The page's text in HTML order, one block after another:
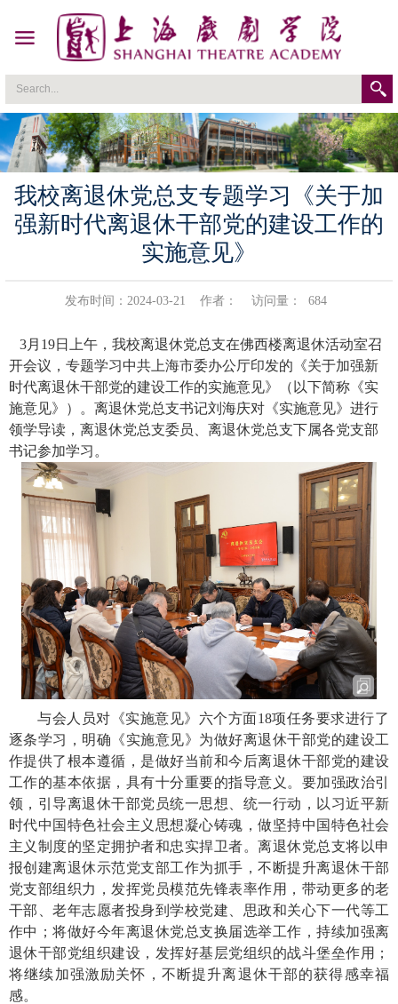
我校离退休党总支专题学习《关于加
强新时代离退休干部党的建设工作的
实施意见》
发布时间：2024-03-21 作者： 访问量： 684
3月 19日上午，我校离退休党总支在佛西楼离退休活动室召
开会议，专题学习中共上海市委办公厅印发的《关于加强新
时代离退休干部党的建设工作的实施意见》（以下简称《实
施意见》）。离退休党总支书记刘海庆对《实施意见》进行
领学导读，离退休党总支委员、离退休党总支下属各党支部
书记参加学习。
与会人员对《实施意见》六个方面18项任务要求进行了
逐条学习，明确《实施意见》为做好离退休干部党的建设工
作提供了根本遵循，是做好当前和今后离退休干部党的建设
工作的基本依据，具有十分重要的指导意义。要加强政治引
领，引导离退休干部党员统一思想、统一行动，以习近平新
时代中国特色社会主义思想凝心铸魂，做坚持中国特色社会
主义制度的坚定拥护者和忠实捍卫者。离退休党总支将以申
报创建离退休示范党支部工作为抓手，不断提升离退休干部
党支部组织力，发挥党员模范先锋表率作用，带动更多的老
干部、老年志愿者投身到学校党建、思政和关心下一代等工
作中；将做好今年离退休党总支换届选举工作，持续加强离
退休干部党组织建设，发挥好基层党组织的战斗堡垒作用；
将继续加强激励关怀，不断提升离退休干部的获得感幸福
感。